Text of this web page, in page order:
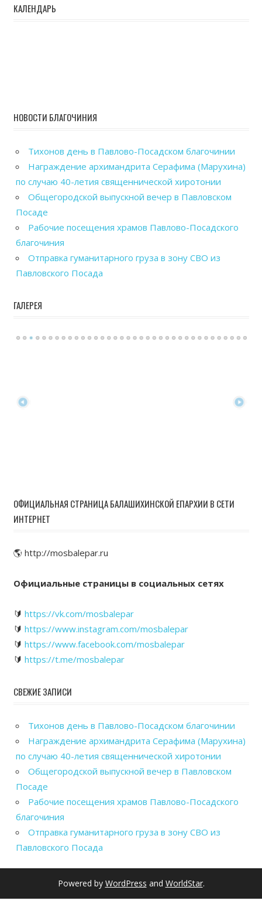
КАЛЕНДАРЬ
НОВОСТИ БЛАГОЧИНИЯ
Тихонов день в Павлово-Посадском благочинии
Награждение архимандрита Серафима (Марухина)
по случаю 40-летия священнической хиротонии
Общегородской выпускной вечер в Павловском
Посаде
Рабочие посещения храмов Павлово-Посадского
благочиния
Отправка гуманитарного груза в зону СВО из
Павловского Посада
ГАЛЕРЕЯ
ОФИЦИАЛЬНАЯ СТРАНИЦА БАЛАШИХИНСКОЙ ЕПАРХИИ В СЕТИ
ИНТЕРНЕТ
🌎 http://mosbalepar.ru
Официальные страницы в социальных сетях
🔰 https://vk.com/mosbalepar
🔰 https://www.instagram.com/mosbalepar
🔰 https://www.facebook.com/mosbalepar
🔰 https://t.me/mosbalepar
СВЕЖИЕ ЗАПИСИ
Тихонов день в Павлово-Посадском благочинии
Награждение архимандрита Серафима (Марухина)
по случаю 40-летия священнической хиротонии
Общегородской выпускной вечер в Павловском
Посаде
Рабочие посещения храмов Павлово-Посадского
благочиния
Отправка гуманитарного груза в зону СВО из
Павловского Посада
Powered by WordPress and WorldStar.